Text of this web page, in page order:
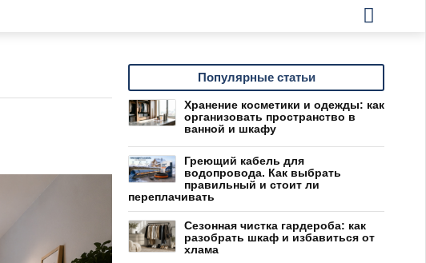
Популярные статьи
Хранение косметики и одежды: как
организовать пространство в
ванной и шкафу
Греющий кабель для
водопровода. Как выбрать
правильный и стоит ли
переплачивать
Сезонная чистка гардероба: как
разобрать шкаф и избавиться от
хлама